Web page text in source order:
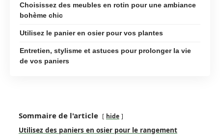
Choisissez des meubles en rotin pour une ambiance
bohème chic
Utilisez le panier en osier pour vos plantes
Entretien, stylisme et astuces pour prolonger la vie
de vos paniers
Sommaire de l'article hide
Utilisez des paniers en osier pour le rangement